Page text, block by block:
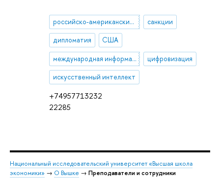
+74957713232
22285
российско-американские отношения санкции
дипломатия США
международная информационная безопасность цифровизация
искусственный интеллект
Национальный исследовательский университет «Высшая школа
экономики» → О Вышке → Преподаватели и сотрудники